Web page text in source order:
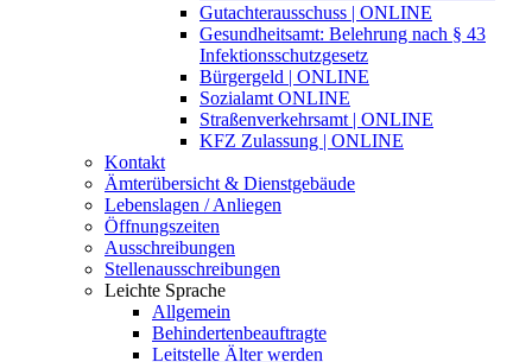
Gutachterausschuss | ONLINE
Gesundheitsamt: Belehrung nach § 43
Infektionsschutzgesetz
Bürgergeld | ONLINE
Sozialamt ONLINE
Straßenverkehrsamt | ONLINE
KFZ Zulassung | ONLINE
Kontakt
Ämterübersicht & Dienstgebäude
Lebenslagen / Anliegen
Öffnungszeiten
Ausschreibungen
Stellenausschreibungen
Leichte Sprache
Allgemein
Behindertenbeauftragte
Leitstelle Älter werden